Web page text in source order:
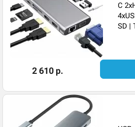
C
SD |
2 610 р.